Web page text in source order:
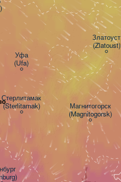
Уфа
(Ufa)
Стерлитамак
(Sterlitamak)
Златоуст
(Zlatoust)
Магнитогорск
(Magnitogorsk)